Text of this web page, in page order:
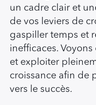
un cadre clair et
de vos leviers de
gaspiller temps et
inefficaces.
et exploiter
croissance afin de
vers le succès.